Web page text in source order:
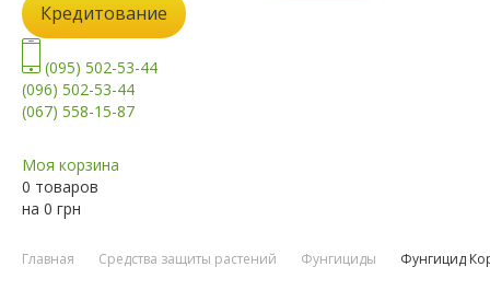
Кредитование
(095) 502-53-44
(096) 502-53-44
(067) 558-15-87
Моя корзина
0 товаров
на 0 грн
Главная Средства защиты растений Фунгициды Фунгицид